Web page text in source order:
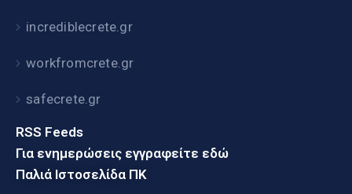
incrediblecrete.gr
workfromcrete.gr
safecrete.gr
RSS Feeds
Για ενημερώσεις εγγραφείτε εδώ
Παλιά Ιστοσελίδα ΠΚ